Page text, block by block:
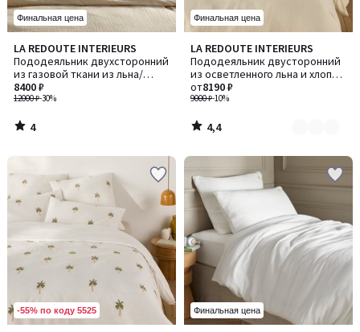
Финальная цена
LA REDOUTE INTERIEURS
Пододеяльник двухсторонний
из газовой ткани из льна/
хлопка Thesari / Тезари
12000 ₽-30%
8400 ₽
4
/
5
4
/
Финальная цена
LA REDOUTE INTERIEURS
Пододеяльник двусторонний
из осветленного льна и хлопка,
Annaba / Аннаба
9000 ₽-10%
от8190 ₽
4,4
/ 5
Количество
цветов:
2
4,4
/
-55% по коду 5525 Финальная цена